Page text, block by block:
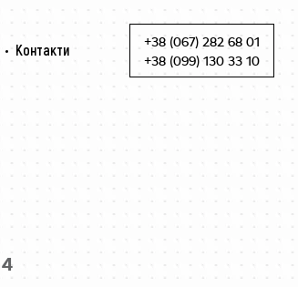
Контакти Skip to content
+38 (067) 282 68 01
+38 (099) 130 33 10